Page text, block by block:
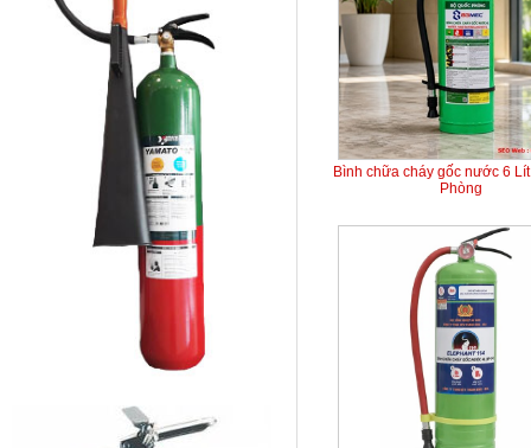
Bình chữa cháy gốc nước 6
Phòng